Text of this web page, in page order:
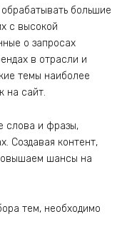
большие
с высокой
о запросах
в отрасли и
темы наиболее
на сайт.
слова и фразы,
Создавая контент,
шансы на
тем, необходимо